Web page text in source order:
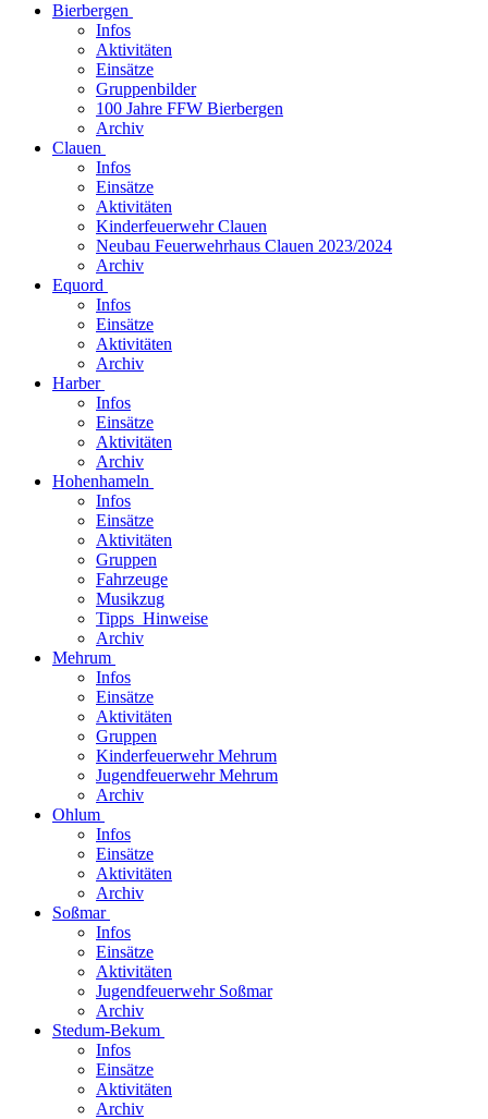
Bierbergen
Infos
Aktivitäten
Einsätze
Gruppenbilder
100 Jahre FFW Bierbergen
Archiv
Clauen
Infos
Einsätze
Aktivitäten
Kinderfeuerwehr Clauen
Neubau Feuerwehrhaus Clauen 2023/2024
Archiv
Equord
Infos
Einsätze
Aktivitäten
Archiv
Harber
Infos
Einsätze
Aktivitäten
Archiv
Hohenhameln
Infos
Einsätze
Aktivitäten
Gruppen
Fahrzeuge
Musikzug
Tipps_Hinweise
Archiv
Mehrum
Infos
Einsätze
Aktivitäten
Gruppen
Kinderfeuerwehr Mehrum
Jugendfeuerwehr Mehrum
Archiv
Ohlum
Infos
Einsätze
Aktivitäten
Archiv
Soßmar
Infos
Einsätze
Aktivitäten
Jugendfeuerwehr Soßmar
Archiv
Stedum-Bekum
Infos
Einsätze
Aktivitäten
Archiv